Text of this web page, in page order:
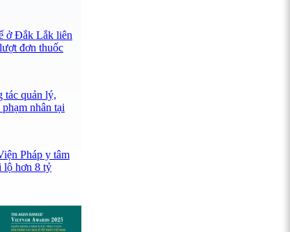
ở Đắk Lắk liên
đơn thuốc
tác quản lý,
nhân tại
Pháp y tâm
lộ hơn 8 tỷ